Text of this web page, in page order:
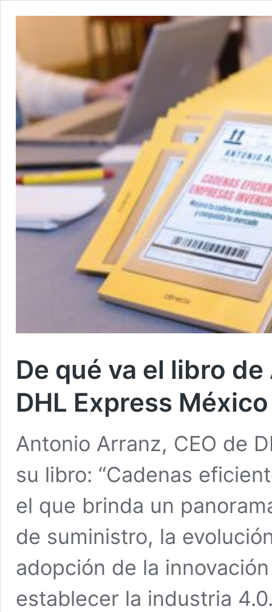
De qué va el libro
DHL Express México
Antonio Arranz, CEO de
su libro: “Cadenas
el que brinda un
de suministro, la
adopción de la
establecer la industria